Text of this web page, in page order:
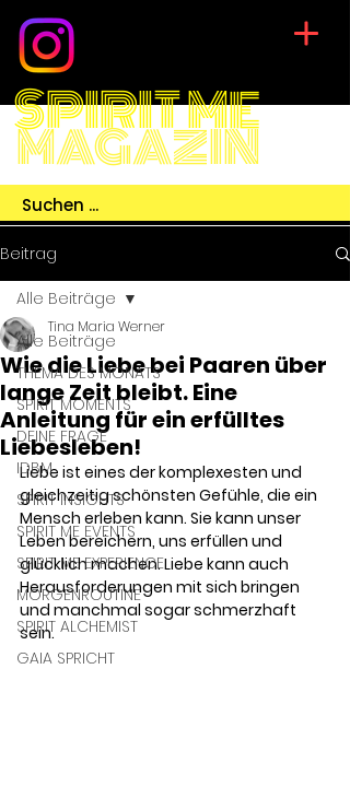
SPIRIT ME
MAGAZIN
Beitrag
Alle Beiträge
THEMA DES MONATS
SPIRIT MOMENTS
DEINE FRAGE
IDBM
SPIRIT INSIGHTS
SPIRIT ME EVENTS
SPIRIT ME EXPERIENCE
MORGENROUTINE
SPIRIT ALCHEMIST
GAIA SPRICHT
Alle Beiträge
Wie die Liebe bei Paaren über
lange Zeit bleibt. Eine
Anleitung für ein erfülltes
Liebesleben!
Tina Maria Werner
Liebe ist eines der komplexesten und
gleichzeitig schönsten Gefühle, die ein
Mensch erleben kann. Sie kann unser
Leben bereichern, uns erfüllen und
glücklich machen. Liebe kann auch
Herausforderungen mit sich bringen
und manchmal sogar schmerzhaft
sein.